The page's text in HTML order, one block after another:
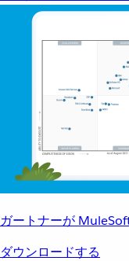
ガートナーが
ダウンロードする